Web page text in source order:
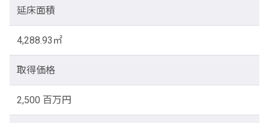
延床面積
4,288.93㎡
取得価格
2,500 百万円